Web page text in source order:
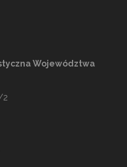
Województwa
2